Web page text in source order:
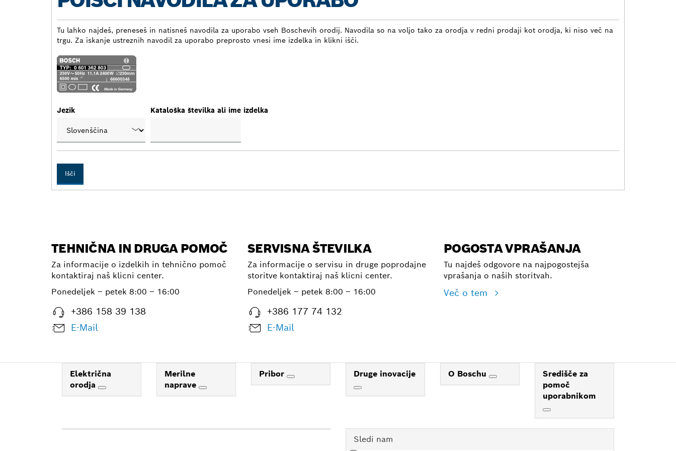
Tu lahko najdeš, preneseš in natisneš navodila za uporabo vseh Boschevih orodij. Navodila so na voljo tako za orodja v redni prodaji kot orodja, ki niso več na
trgu. Za iskanje ustreznih navodil za uporabo preprosto vnesi ime izdelka in klikni išči.
Jezik Kataloška številka ali ime izdelka
Išči
TEHNIČNA IN DRUGA POMOČ
Za informacije o izdelkih in tehnično pomoč
kontaktiraj naš klicni center.
Ponedeljek – petek 8:00 – 16:00
+386 158 39 138
E-Mail
SERVISNA ŠTEVILKA
Za informacije o servisu in druge poprodajne
storitve kontaktiraj naš klicni center.
Ponedeljek – petek 8:00 – 16:00
+386 177 74 132
E-Mail
POGOSTA VPRAŠANJA
Tu najdeš odgovore na najpogostejša
vprašanja o naših storitvah.
Več o tem
Električna
orodja
Merilne
naprave
Pribor Druge inovacije O Boschu
Središče za
pomoč
uporabnikom
Sledi nam